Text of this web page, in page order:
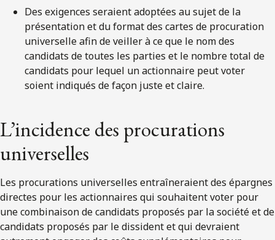
Des exigences seraient adoptées au sujet de la
présentation et du format des cartes de procuration
universelle afin de veiller à ce que le nom des
candidats de toutes les parties et le nombre total de
candidats pour lequel un actionnaire peut voter
soient indiqués de façon juste et claire.
L’incidence des procurations
universelles
Les procurations universelles entraîneraient des épargnes
directes pour les actionnaires qui souhaitent voter pour
une combinaison de candidats proposés par la société et de
candidats proposés par le dissident et qui devraient